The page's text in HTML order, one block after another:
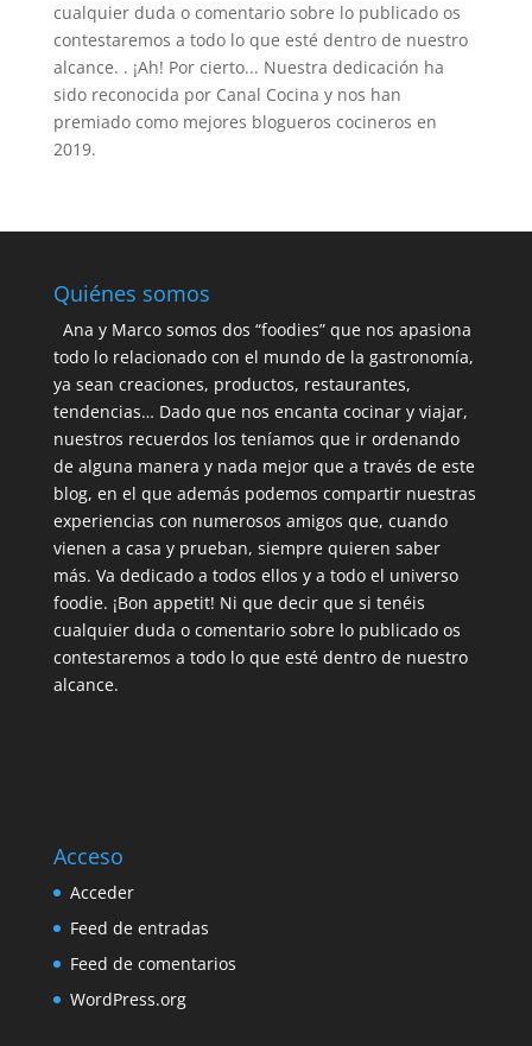
cualquier duda o comentario sobre lo publicado os
contestaremos a todo lo que esté dentro de nuestro
alcance. . ¡Ah! Por cierto... Nuestra dedicación ha
sido reconocida por Canal Cocina y nos han
premiado como mejores blogueros cocineros en
2019.
Quiénes somos
Ana y Marco somos dos “foodies” que nos apasiona
todo lo relacionado con el mundo de la gastronomía,
ya sean creaciones, productos, restaurantes,
tendencias… Dado que nos encanta cocinar y viajar,
nuestros recuerdos los teníamos que ir ordenando
de alguna manera y nada mejor que a través de este
blog, en el que además podemos compartir nuestras
experiencias con numerosos amigos que, cuando
vienen a casa y prueban, siempre quieren saber
más. Va dedicado a todos ellos y a todo el universo
foodie. ¡Bon appetit! Ni que decir que si tenéis
cualquier duda o comentario sobre lo publicado os
contestaremos a todo lo que esté dentro de nuestro
alcance.
Acceso
Acceder
Feed de entradas
Feed de comentarios
WordPress.org